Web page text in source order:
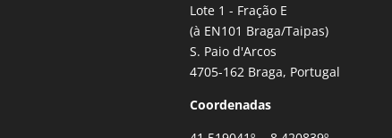
Lote 1 - Fração E
(à EN101 Braga/Taipas)
S. Paio d'Arcos
4705-162 Braga, Portugal
Coordenadas